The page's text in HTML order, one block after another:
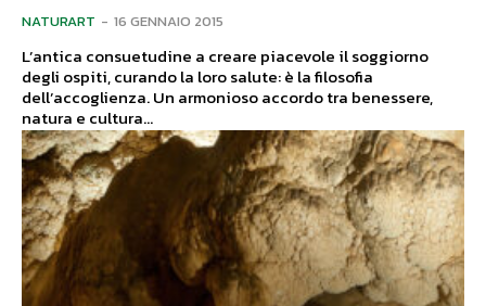
NATURART - 16 GENNAIO 2015
L’antica consuetudine a creare piacevole il soggiorno
degli ospiti, curando la loro salute: è la filosofia
dell’accoglienza. Un armonioso accordo tra benessere,
natura e cultura...